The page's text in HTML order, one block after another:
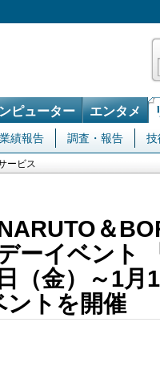
ピューター エンタメ
業績報告 調査・報告 技
ービス
＆
ーイベント
（金）～1月
ントを開催